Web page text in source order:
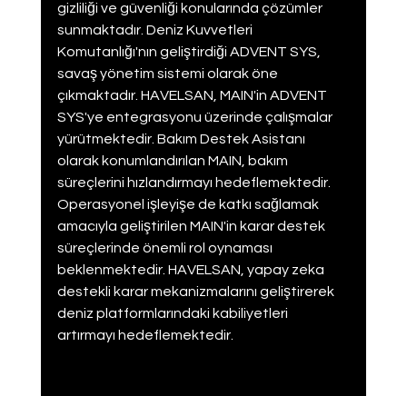
gizliliği ve güvenliği konularında çözümler
sunmaktadır. Deniz Kuvvetleri
Komutanlığı'nın geliştirdiği ADVENT SYS,
savaş yönetim sistemi olarak öne
çıkmaktadır. HAVELSAN, MAIN'in ADVENT
SYS'ye entegrasyonu üzerinde çalışmalar
yürütmektedir. Bakım Destek Asistanı
olarak konumlandırılan MAIN, bakım
süreçlerini hızlandırmayı hedeflemektedir.
Operasyonel işleyişe de katkı sağlamak
amacıyla geliştirilen MAIN'in karar destek
süreçlerinde önemli rol oynaması
beklenmektedir. HAVELSAN, yapay zeka
destekli karar mekanizmalarını geliştirerek
deniz platformlarındaki kabiliyetleri
artırmayı hedeflemektedir.